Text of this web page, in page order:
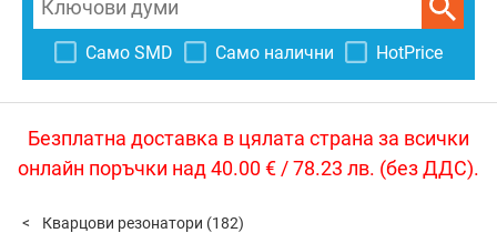
Само SMD Само налични HotPrice
Безплатна доставка в цялата страна за всички
онлайн поръчки над 40.00 € / 78.23 лв. (без ДДС).
Кварцови резонатори (182)